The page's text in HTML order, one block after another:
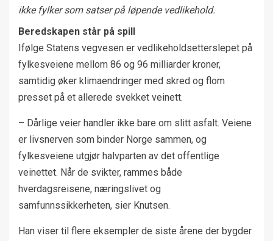
ikke fylker som satser på løpende vedlikehold.
Beredskapen står på spill
Ifølge Statens vegvesen er vedlikeholdsetterslepet på
fylkesveiene mellom 86 og 96 milliarder kroner,
samtidig øker klimaendringer med skred og flom
presset på et allerede svekket veinett.
– Dårlige veier handler ikke bare om slitt asfalt. Veiene
er livsnerven som binder Norge sammen, og
fylkesveiene utgjør halvparten av det offentlige
veinettet. Når de svikter, rammes både
hverdagsreisene, næringslivet og
samfunnssikkerheten, sier Knutsen.
Han viser til flere eksempler de siste årene der bygder